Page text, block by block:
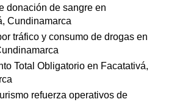
donación de sangre en
Cundinamarca
tráfico y consumo de drogas en
Total Obligatorio en Facatativá,
refuerza operativos de